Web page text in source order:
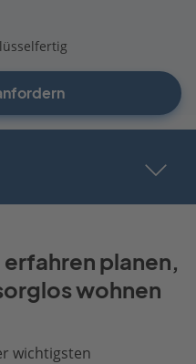
planen,
wohnen
wichtigsten